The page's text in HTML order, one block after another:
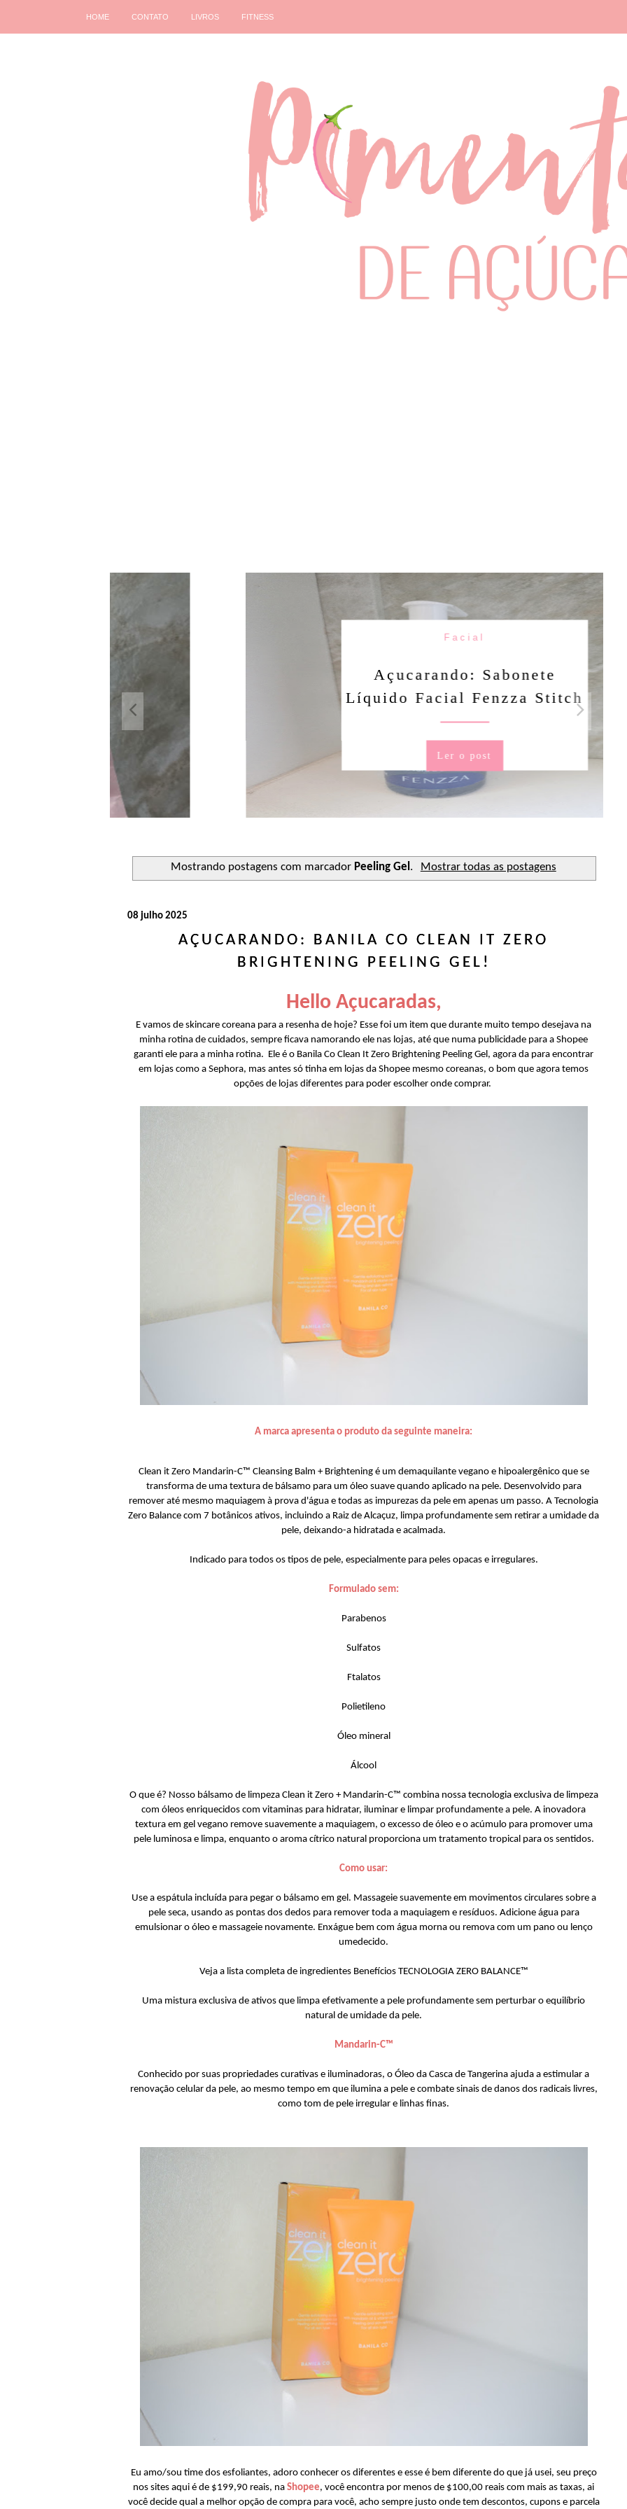
HOME CONTATO LIVROS FITNESS
Açucarando: Sabonete
Líquido Facial Fenzza Stitch
Mostrando postagens com marcador Peeling Gel. Mostrar todas as postagens
08 julho 2025
AÇUCARANDO: BANILA CO CLEAN IT ZERO
BRIGHTENING PEELING GEL!
Hello Açucaradas,
E vamos de skincare coreana para a resenha de hoje? Esse foi um item que durante muito tempo desejava na
minha rotina de cuidados, sempre ficava namorando ele nas lojas, até que numa publicidade para a Shopee
garanti ele para a minha rotina. Ele é o Banila Co Clean It Zero Brightening Peeling Gel, agora da para encontrar
em lojas como a Sephora, mas antes só tinha em lojas da Shopee mesmo coreanas, o bom que agora temos
opções de lojas diferentes para poder escolher onde comprar.
A marca apresenta o produto da seguinte maneira:
Clean it Zero Mandarin-C™ Cleansing Balm + Brightening é um demaquilante vegano e hipoalergênico que se
transforma de uma textura de bálsamo para um óleo suave quando aplicado na pele. Desenvolvido para
remover até mesmo maquiagem à prova d'água e todas as impurezas da pele em apenas um passo. A Tecnologia
Zero Balance com 7 botânicos ativos, incluindo a Raiz de Alcaçuz, limpa profundamente sem retirar a umidade da
pele, deixando-a hidratada e acalmada.
Indicado para todos os tipos de pele, especialmente para peles opacas e irregulares.
Formulado sem:
Parabenos
Sulfatos
Ftalatos
Polietileno
Óleo mineral
Álcool
O que é? Nosso bálsamo de limpeza Clean it Zero + Mandarin-C™ combina nossa tecnologia exclusiva de limpeza
com óleos enriquecidos com vitaminas para hidratar, iluminar e limpar profundamente a pele. A inovadora
textura em gel vegano remove suavemente a maquiagem, o excesso de óleo e o acúmulo para promover uma
pele luminosa e limpa, enquanto o aroma cítrico natural proporciona um tratamento tropical para os sentidos.
Como usar:
Use a espátula incluída para pegar o bálsamo em gel. Massageie suavemente em movimentos circulares sobre a
pele seca, usando as pontas dos dedos para remover toda a maquiagem e resíduos. Adicione água para
emulsionar o óleo e massageie novamente. Enxágue bem com água morna ou remova com um pano ou lenço
umedecido.
Veja a lista completa de ingredientes Benefícios TECNOLOGIA ZERO BALANCE™
Uma mistura exclusiva de ativos que limpa efetivamente a pele profundamente sem perturbar o equilíbrio
natural de umidade da pele.
Mandarin-C™
Conhecido por suas propriedades curativas e iluminadoras, o Óleo da Casca de Tangerina ajuda a estimular a
renovação celular da pele, ao mesmo tempo em que ilumina a pele e combate sinais de danos dos radicais livres,
como tom de pele irregular e linhas finas.
Eu amo/sou time dos esfoliantes, adoro conhecer os diferentes e esse é bem diferente do que já usei, seu preço
nos sites aqui é de $199,90 reais, na Shopee, você encontra por menos de $100,00 reais com mais as taxas, ai
você decide qual a melhor opção de compra para você, acho sempre justo onde tem descontos, cupons e parcela